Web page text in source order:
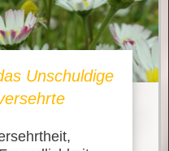
Unschuldige